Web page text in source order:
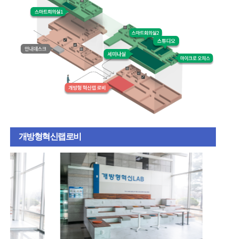
개방형혁신랩로비